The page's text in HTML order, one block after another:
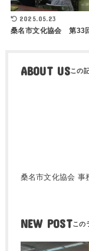
2025.05.23
桑名市文化協会 第33
ABOUT US
桑名市文化協会 事
NEW POST